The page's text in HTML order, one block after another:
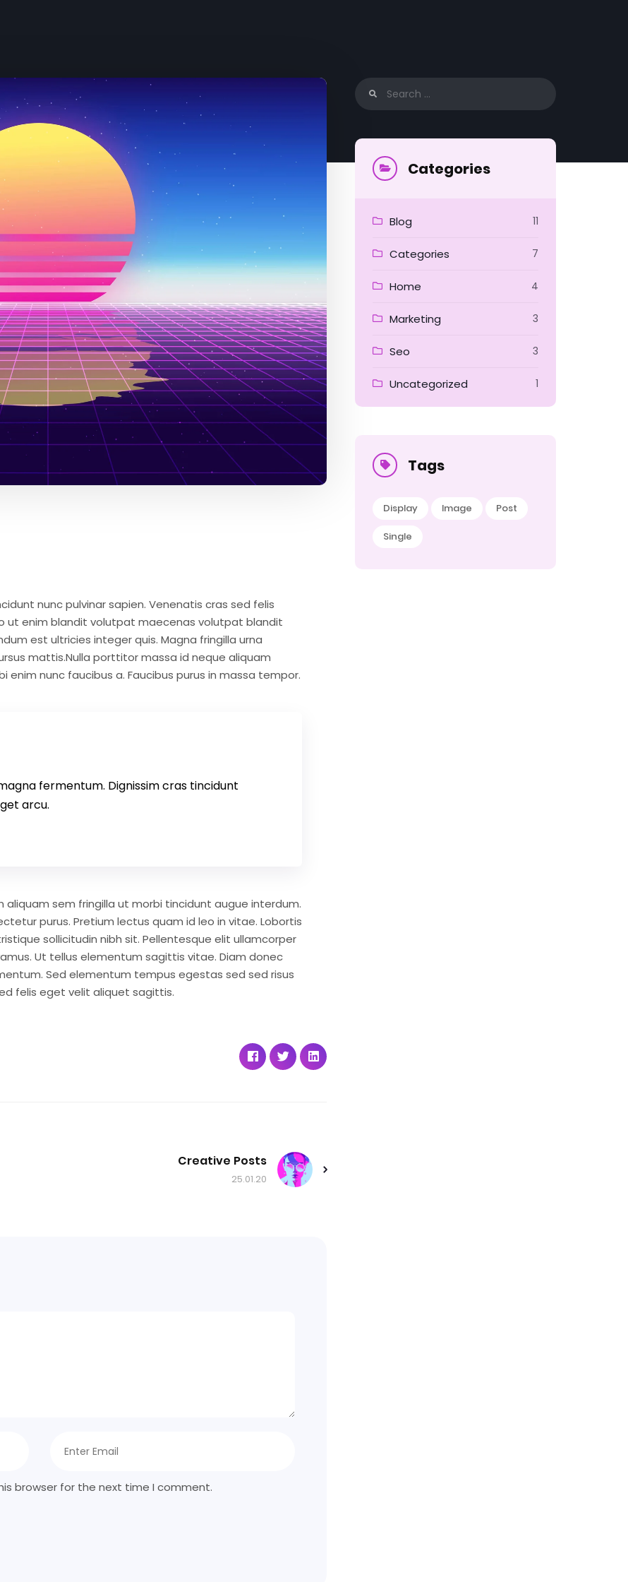
nunc pulvinar sapien. Venenatis cras sed felis
ut enim blandit volutpat maecenas volutpat blandit
est ultricies integer quis. Magna fringilla urna
mattis.Nulla porttitor massa id neque aliquam
enim nunc faucibus a. Faucibus purus in massa tempor.
fermentum. Dignissim cras tincidunt
arcu.
sem fringilla ut morbi tincidunt augue interdum.
purus. Pretium lectus quam id leo in vitae. Lobortis
sollicitudin nibh sit. Pellentesque elit ullamcorper
Ut tellus elementum sagittis vitae. Diam donec
Sed elementum tempus egestas sed sed risus
felis eget velit aliquet sagittis.
Creative Posts
25.01.20
browser for the next time I comment.
Search
Categories
Blog 11
Categories 7
Home 4
Marketing 3
Seo 3
Uncategorized 1
Tags
Display Image Post
Single